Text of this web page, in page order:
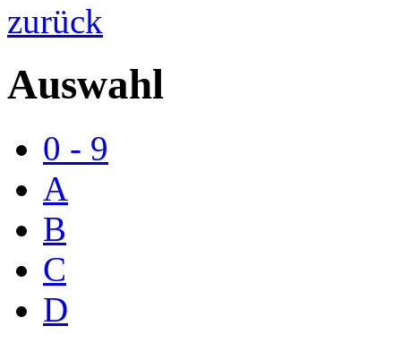
zurück
Auswahl
0 - 9
A
B
C
D